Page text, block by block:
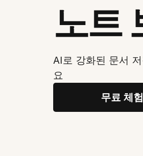
노트
AI로 강화된 문서
요
무료 체